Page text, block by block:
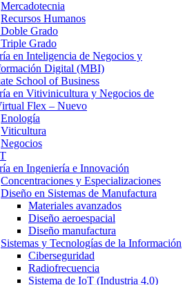
Mercadotecnia
Recursos Humanos
Grado
Grado
en Inteligencia de Negocios y
Digital (MBI)
School of Business
en Vitivinicultura y Negocios de
Flex – Nuevo
Enología
Viticultura
Negocios
en Ingeniería e Innovación
Concentraciones y Especializaciones
Diseño en Sistemas de Manufactura
Materiales avanzados
Diseño aeroespacial
Diseño manufactura
Sistemas y Tecnologías de la Información
Ciberseguridad
Radiofrecuencia
Sistema de IoT (Industria 4.0)